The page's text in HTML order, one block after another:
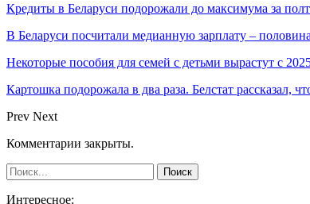
Кредиты в Беларуси подорожали до максимума за
В Беларуси посчитали медианную зарплату –
Некоторые пособия для семей с детьми вырастут с
Картошка подорожала в два раза. Белстат рассказал,
Prev Next
Комментарии закрыты.
Интересное: